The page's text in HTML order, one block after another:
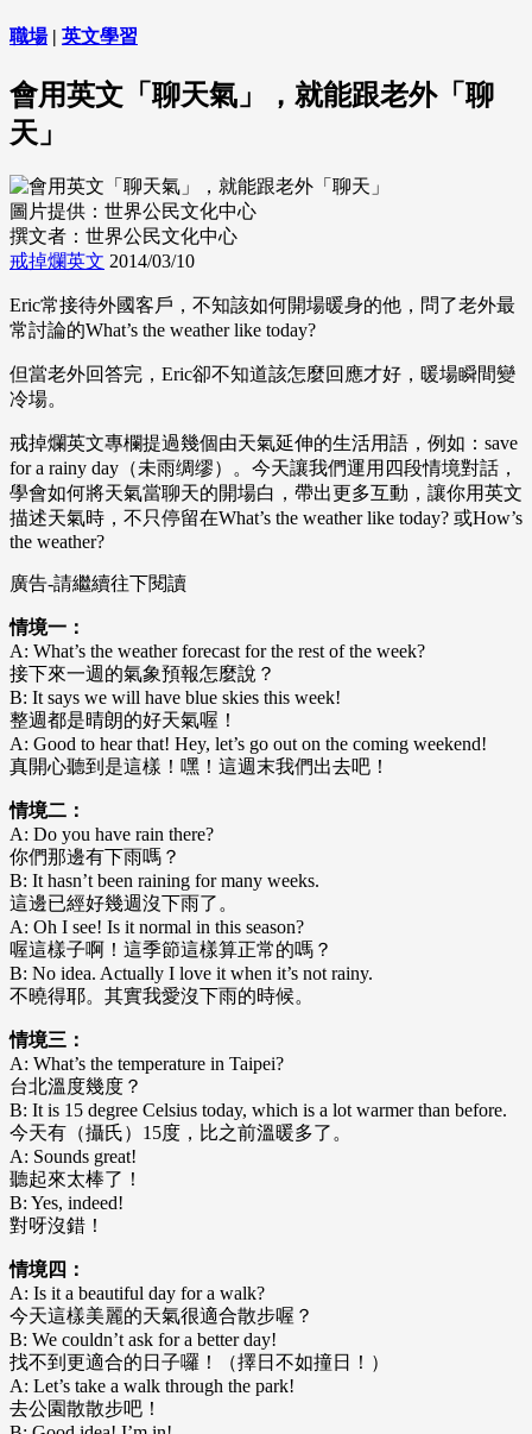
職場| 英文學習
會用英文「聊天氣」，就能跟老外「聊
天」
圖片提供：世界公民文化中心
撰文者：世界公民文化中心
戒掉爛英文 2014/03/10
Eric常接待外國客戶，不知該如何開場暖身的他，問了老外最
常討論的What’s the weather like today?
但當老外回答完，Eric卻不知道該怎麼回應才好，暖場瞬間變
冷場。
戒掉爛英文專欄提過幾個由天氣延伸的生活用語，例如：save
for a rainy day（未雨绸缪）。今天讓我們運用四段情境對話，
學會如何將天氣當聊天的開場白，帶出更多互動，讓你用英文
描述天氣時，不只停留在What’s the weather like today? 或How’s
the weather?
廣告-請繼續往下閱讀
情境一：
A: What’s the weather forecast for the rest of the week?
接下來一週的氣象預報怎麼說？
B: It says we will have blue skies this week!
整週都是晴朗的好天氣喔！
A: Good to hear that! Hey, let’s go out on the coming weekend!
真開心聽到是這樣！嘿！這週末我們出去吧！
情境二：
A: Do you have rain there?
你們那邊有下雨嗎？
B: It hasn’t been raining for many weeks.
這邊已經好幾週沒下雨了。
A: Oh I see! Is it normal in this season?
喔這樣子啊！這季節這樣算正常的嗎？
B: No idea. Actually I love it when it’s not rainy.
不曉得耶。其實我愛沒下雨的時候。
情境三：
A: What’s the temperature in Taipei?
台北溫度幾度？
B: It is 15 degree Celsius today, which is a lot warmer than before.
今天有（攝氏）15度，比之前溫暖多了。
A: Sounds great!
聽起來太棒了！
B: Yes, indeed!
對呀沒錯！
情境四：
A: Is it a beautiful day for a walk?
今天這樣美麗的天氣很適合散步喔？
B: We couldn’t ask for a better day!
找不到更適合的日子囉！（擇日不如撞日！）
A: Let’s take a walk through the park!
去公園散散步吧！